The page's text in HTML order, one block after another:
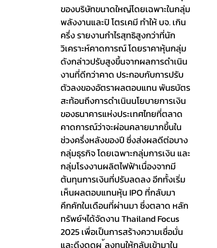
ของบริษัทขนาดใหญ่โดยเฉพาะในกลุ่ม
พลังงานและปิ โตรเคมี ทำให้ บจ. เกิน
ครึ่ง รายงานกำไรสุทธิสูงกว่าที่นัก
วิเคราะห์คาดการณ์ โดยราคาหุ้นกลุ่ม
ดังกล่าวปรับสูงขึ้นจากผลการดำเนิน
งานที่ดีกว่าคาด ประกอบกับการปรับ
ตัวลงของอัตราผลตอบแทน พันธบัตร
สะท้อนถึงการดำเนินนโยบายการเงิน
ของธนาคารแห่งประเทศไทยที่ตลาด
คาดการณ์ว่าจะผ่อนคลายมากขึ้นใน
ช่วงครึ่งหลังของปี ซึ่งส่งผลดีต่อบาง
กลุ่มธุรกิจ โดยเฉพาะกลุ่มการเงิน และ
กลุ่มโรงงานผลิตไฟฟ้าเนื่องจากมี
ต้นทุนการเงินที่ปรับลดลง อีกทั้งเริ่ม
เห็นผลตอบแทนหุ้น IPO ที่กลับมา
คึกคักในเดือนที่ผ่านมา ซึ่งตลาด หลัก
ทรัพย์ฯได้จัดงาน Thailand Focus
2025 เพื่อเป็นการสร้างความเชื่อมั่น
และดึงดูดผู ้ลงทุนให้กลับเข้ามาใน